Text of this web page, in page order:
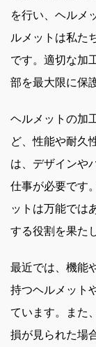
を行い、ヘルメ
ルメットは私た
です。適切な加
部を最大限に保
ヘルメットの加
ど、性能や耐久
は、デザインや
仕事が必要です
ットは万能では
する役割を果た
最近では、機能
持つヘルメット
ています。また
損が見られた場